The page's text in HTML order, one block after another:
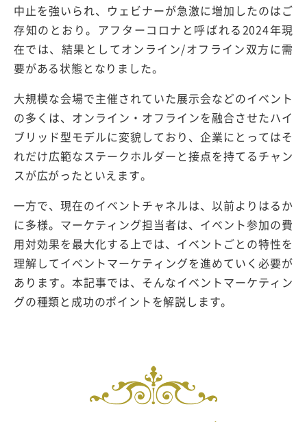
中止を強いられ、ウェビナーが急激に増加したのはご
存知のとおり。アフターコロナと呼ばれる2024年現
在では、結果としてオンライン/オフライン双方に需
要がある状態となりました。
大規模な会場で主催されていた展示会などのイベント
の多くは、オンライン・オフラインを融合させたハイ
ブリッド型モデルに変貌しており、企業にとってはそ
れだけ広範なステークホルダーと接点を持てるチャン
スが広がったといえます。
一方で、現在のイベントチャネルは、以前よりはるか
に多様。マーケティング担当者は、イベント参加の費
用対効果を最大化する上では、イベントごとの特性を
理解してイベントマーケティングを進めていく必要が
あります。本記事では、そんなイベントマーケティン
グの種類と成功のポイントを解説します。